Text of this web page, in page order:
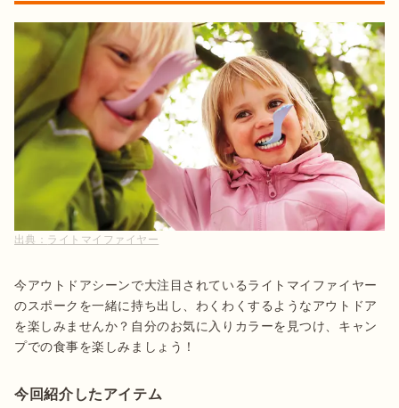
出典： ライトマイファイヤー
今アウトドアシーンで大注目されているライトマイファイヤー
のスポークを一緒に持ち出し、わくわくするようなアウトドア
を楽しみませんか？自分のお気に入りカラーを見つけ、キャン
プでの食事を楽しみましょう！
今回紹介したアイテム